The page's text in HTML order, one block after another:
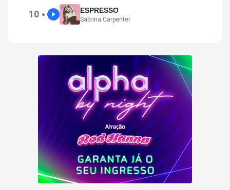
10 ● ESPRESSO
Sabrina Carpenter